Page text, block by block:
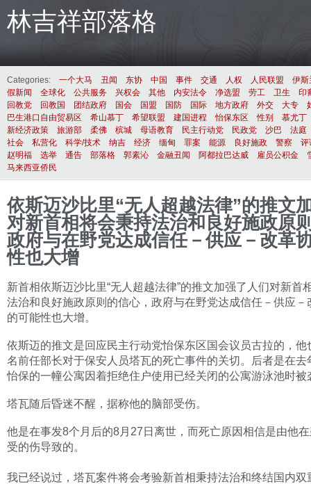
林吉祥部落格
Categories: 一个大马 丑闻 东协 中国 事件 交通 人权 人民联盟
伊斯
假新闻
全球化 公共服务 兴权会 其他 内安法令 净选盟 劳工 卫生
印
回教党
回教国 团结政府 国会 国盟 国防 国际 地方政府 外交 大专
巴生港口自由贸易区
希山慕丁 希望联盟 建国进程 怡保东区 性别
慕尤丁
新经济政策
旅游部 柔佛 槟城 母语教育 民主行动党 民政党 沙巴
法庭
社会
私营化 科学/技术 纳吉 经济 缅甸 罪案 能源 良好施政 警察
评
赵明福
选举 通告 部落格 郭素沁 金融丑闻 阿都拉巴达威 雇员公积金
马来西亚侨民
依斯迈沙比里“无人超越法律”的推文
对新首相将会秉持法治和良好施政原
政府与在野党达成信任－供应－改革
性也大增
新首相依斯迈沙比里“无人超越法律”的推文加强了人们对新首
法治和良好施政原则的信心，政府与在野党达成信任－供应－
的可能性也大增。
依斯迈的推文是回应民主行动党怡保东区国会议员古拉的，他
名前任部长对于保安人员塔瓦的死亡事件的关切。后者是在去
怡保的一幢公寓因着拒绝住户使用已经关闭的公寓游泳池时被
塔瓦随后昏迷不醒，据称他的脑部受伤。
他是在事发8个月后的8月27日离世，而死亡原因相信是由他
受的伤导致的。
我已经说过，塔瓦案件将会考验新首相秉持法治和终结国内双